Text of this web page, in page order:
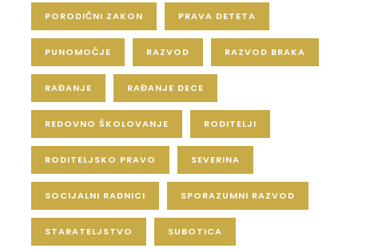
PORODIČNI ZAKON PRAVA DETETA
PUNOMOĆJE RAZVOD RAZVOD BRAKA
RAĐANJE RAĐANJE DECE
REDOVNO ŠKOLOVANJE RODITELJI
RODITELJSKO PRAVO SEVERINA
SOCIJALNI RADNICI SPORAZUMNI RAZVOD
STARATELJSTVO SUBOTICA